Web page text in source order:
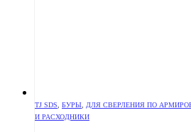
TJ SDS БУРЫ ДЛЯ СВЕРЛЕНИЯ ПО
И РАСХОДНИКИ